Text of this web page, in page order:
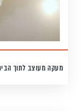
מעקה מעוצב לתוך